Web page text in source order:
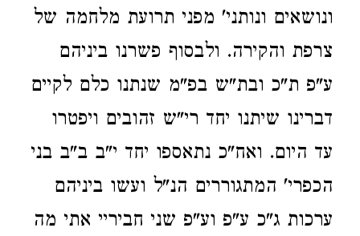
ונושאים ונותני' מפני תרועת מלחמה של
צרפת והקירה. ולבסוף פשרנו ביניהם
ע"פ ת"כ ובת"ש בפ"מ שנתנו כלם לקיים
דברינו שיתנו יחד רי"ש זהובים ויפטרו
עד היום. ואח"כ נתאספו יחד י"ב ב"ב בני
הכפרי' המתגוררים הנ"ל ועשו ביניהם
ערכות ג"כ ע"פ וע"פ שני חביריי אתי מה